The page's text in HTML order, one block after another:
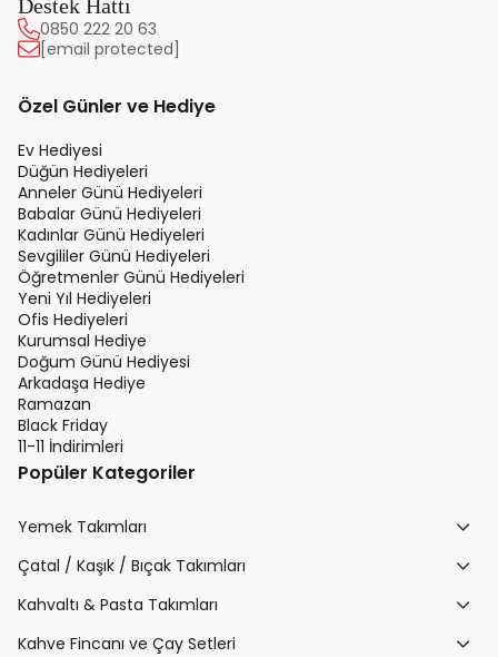
Destek Hattı
0850 222 20 63
[email protected]
Özel Günler ve Hediye
Ev Hediyesi
Düğün Hediyeleri
Anneler Günü Hediyeleri
Babalar Günü Hediyeleri
Kadınlar Günü Hediyeleri
Sevgililer Günü Hediyeleri
Öğretmenler Günü Hediyeleri
Yeni Yıl Hediyeleri
Ofis Hediyeleri
Kurumsal Hediye
Doğum Günü Hediyesi
Arkadaşa Hediye
Ramazan
Black Friday
11-11 İndirimleri
Popüler Kategoriler
Yemek Takımları
Çatal / Kaşık / Bıçak Takımları
Kahvaltı & Pasta Takımları
Kahve Fincanı ve Çay Setleri